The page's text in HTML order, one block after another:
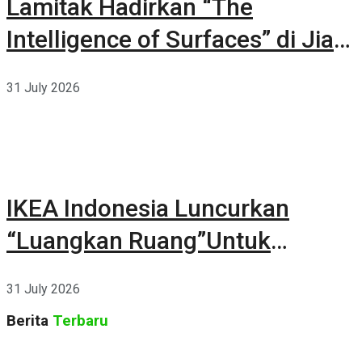
Lamitak Hadirkan “The
Intelligence of Surfaces” di Jia
31 July 2026
IKEA Indonesia Luncurkan
“Luangkan Ruang”Untuk
31 July 2026
Berita Terbaru